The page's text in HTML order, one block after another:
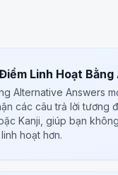
Linh Hoạt Bằng
Alternative Answers
các câu trả lời tương
Kanji, giúp bạn
hoạt hơn.